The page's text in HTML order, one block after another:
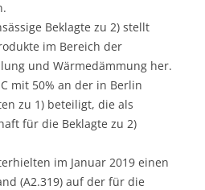
Beklagte zu 2) stellt
im Bereich der
und Wärmedämmung her.
mit 50% an der in Berlin
zu 1) beteiligt, die als
für die Beklagte zu 2)
im Januar 2019 einen
(A2.319) auf der für die